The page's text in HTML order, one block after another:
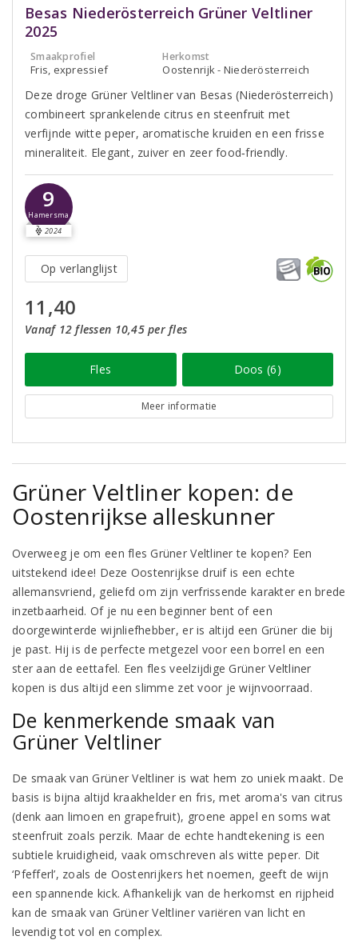
Besas Niederösterreich Grüner Veltliner
2025
Smaakprofiel
Fris, expressief
Herkomst
Oostenrijk - Niederösterreich
Deze droge Grüner Veltliner van Besas (Niederösterreich)
combineert sprankelende citrus en steenfruit met
verfijnde witte peper, aromatische kruiden en een frisse
mineraliteit. Elegant, zuiver en zeer food‑friendly.
9
Hamersma
2024
Op verlanglijst
11,40
Vanaf 12 flessen 10,45 per fles
Fles Doos (6)
Meer informatie
Grüner Veltliner kopen: de
Oostenrijkse alleskunner
Overweeg je om een fles Grüner Veltliner te kopen? Een
uitstekend idee! Deze Oostenrijkse druif is een echte
allemansvriend, geliefd om zijn verfrissende karakter en brede
inzetbaarheid. Of je nu een beginner bent of een
doorgewinterde wijnliefhebber, er is altijd een Grüner die bij
je past. Hij is de perfecte metgezel voor een borrel en een
ster aan de eettafel. Een fles veelzijdige Grüner Veltliner
kopen is dus altijd een slimme zet voor je wijnvoorraad.
De kenmerkende smaak van
Grüner Veltliner
De smaak van Grüner Veltliner is wat hem zo uniek maakt. De
basis is bijna altijd kraakhelder en fris, met aroma's van citrus
(denk aan limoen en grapefruit), groene appel en soms wat
steenfruit zoals perzik. Maar de echte handtekening is een
subtiele kruidigheid, vaak omschreven als witte peper. Dit
‘Pfefferl’, zoals de Oostenrijkers het noemen, geeft de wijn
een spannende kick. Afhankelijk van de herkomst en rijpheid
kan de smaak van Grüner Veltliner variëren van licht en
levendig tot vol en complex.